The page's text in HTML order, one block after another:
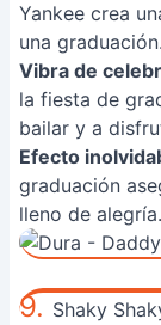
Yankee crea
una graduación.
Vibra de
la fiesta de
bailar y a
Efecto
graduación
lleno de alegría.
9. Shaky